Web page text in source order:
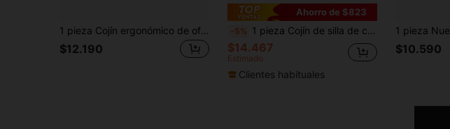
1 pieza Cojín ergonómico de oficina en forma de donut | Almohada de apoyo para cadera y zona lumbar, adecuada para sentarse por mucho tiempo, conducir y trabajo de oficina | Fibra de poliéster lavable a máquina, diseño moderno y cómodo, material suave
$12.190
Ahorro de $823
-5% 1 pieza Cojín de silla de chenilla engrosado, cojín de asiento y respaldo con soporte, cómodo y suave, adecuado para todas las estaciones, unicolor, apto para uso en oficina y hogar
$14.467
Estimado
Clientes habituales
$10.590